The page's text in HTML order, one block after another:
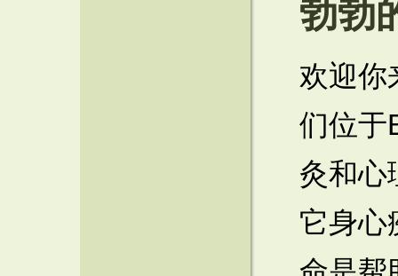
勃勃
欢迎你
们位于
灸和心
它身心